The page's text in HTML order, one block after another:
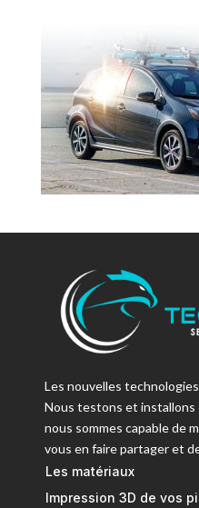
Les nouvelles
Nous testons et installons
nous sommes capable de
vous en faire partager et
Les matériaux
Impression 3D de vos